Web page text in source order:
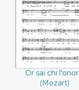
(Mozart)
Or sai chi
(Mozart)